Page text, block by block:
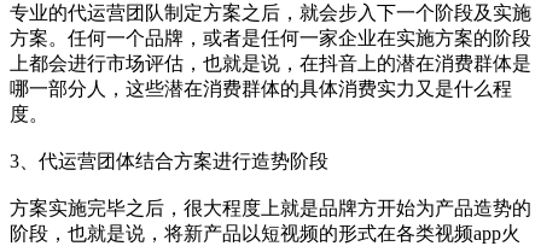
专业的代运营团队制定方案之后，就会步入下一个阶段及实施
方案。任何一个品牌，或者是任何一家企业在实施方案的阶段
上都会进行市场评估，也就是说，在抖音上的潜在消费群体是
哪一部分人，这些潜在消费群体的具体消费实力又是什么程
度。
3、代运营团体结合方案进行造势阶段
方案实施完毕之后，很大程度上就是品牌方开始为产品造势的
阶段，也就是说，将新产品以短视频的形式在各类视频app火